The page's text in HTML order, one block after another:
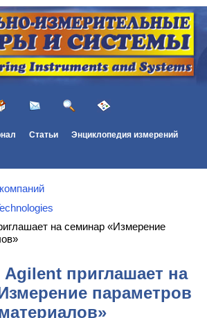
Статьи Энциклопедия измерений
на семинар «Измерение
приглашает на
параметров